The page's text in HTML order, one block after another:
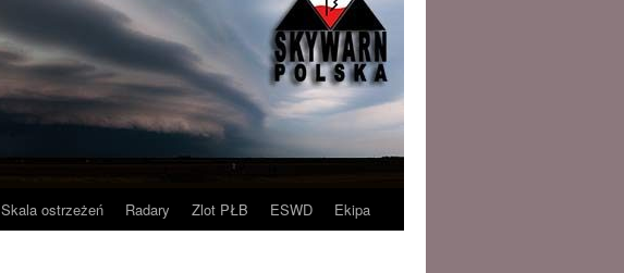
Skala ostrzeżeń Radary Zlot PŁB ESWD Ekipa